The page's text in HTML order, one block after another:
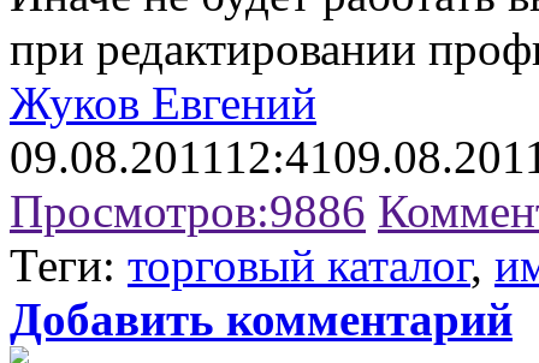
при редактировании
Жуков Евгений
09.08.201112:41
Просмотров:9886
Теги: торговый каталог,
Добавить комментарий